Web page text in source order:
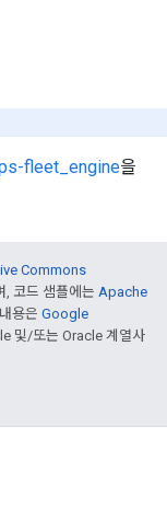
fleet_engine을
Commons
, 코드 샘플에는 Apache
용은 Google
및/또는 Oracle 계열사